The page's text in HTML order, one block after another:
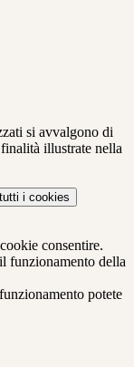
si avvalgono di
illustrate nella
i cookies
consentire.
funzionamento della
potete